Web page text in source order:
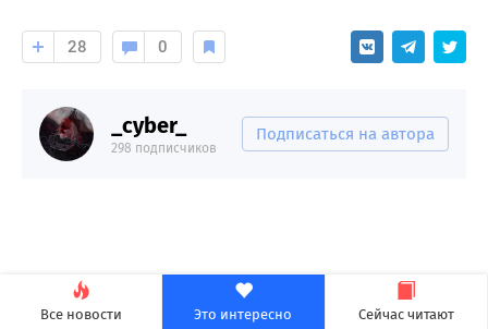
Все новости Это интересно Сейчас читают
28 0
_cyber_
298 подписчиков
Подписаться на автора